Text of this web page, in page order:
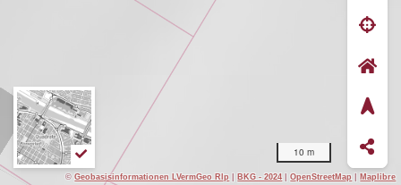
10 m
©Geobasisinformationen LVermGeo Rlp |BKG - 2024 |OpenStreetMap |Maplibre